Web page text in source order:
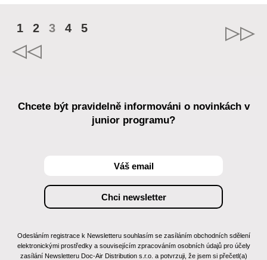
1 2 3 4 5
Chcete být pravidelně informováni o novinkách v
junior programu?
Odesláním registrace k Newsletteru souhlasím se zasíláním obchodních sdělení
elektronickými prostředky a souvisejícím zpracováním osobních údajů pro účely
zasílání Newsletteru Doc-Air Distribution s.r.o. a potvrzuji, že jsem si přečetl(a)